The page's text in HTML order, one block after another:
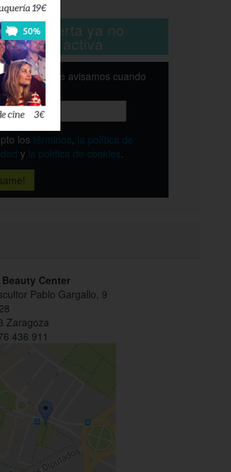
infarto!
Esta oferta ya no
está activa
tu email y te avisamos cuando
los términos, la política de
y la política de cookies.
Beauty Center
Pablo Gargallo, 9
Zaragoza
436 911